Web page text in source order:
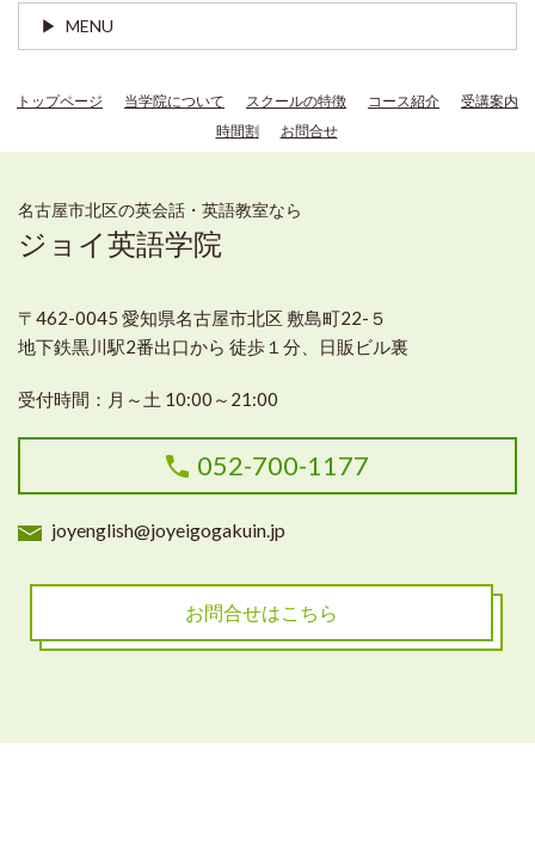
MENU
トップページ 当学院について スクールの特徴 コース紹介
受講案内
時間割
お問合せ
名古屋市北区の英会話・英語教室なら
ジョイ英語学院
〒462-0045 愛知県名古屋市北区 敷島町22-５
地下鉄黒川駅2番出口から 徒歩１分、日販ビル裏
受付時間：月～土 10:00～21:00
052-700-1177
joyenglish@joyeigogakuin.jp
お問合せはこちら